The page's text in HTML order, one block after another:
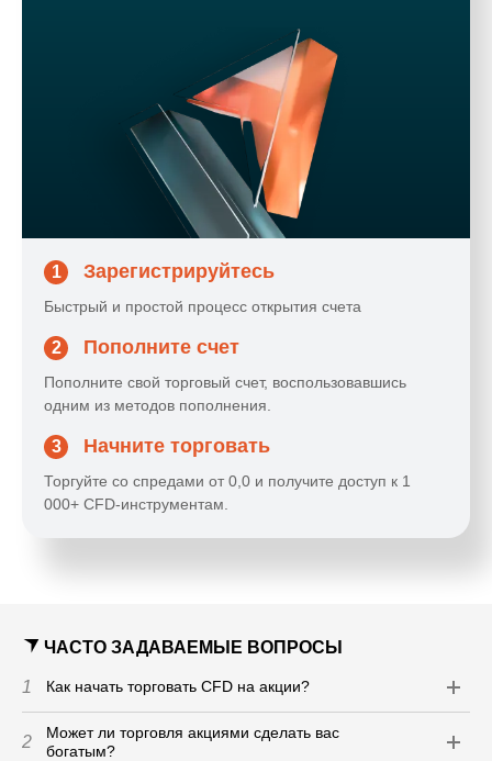
1 Зарегистрируйтесь
Быстрый и простой процесс открытия счета
2 Пополните счет
Пополните свой торговый счет, воспользовавшись
одним из методов пополнения.
3 Начните торговать
Торгуйте со спредами от 0,0 и получите доступ к 1
000+ CFD-инструментам.
ЧАСТО ЗАДАВАЕМЫЕ ВОПРОСЫ
1 Как начать торговать CFD на акции?
2
Может ли торговля акциями сделать вас
богатым?